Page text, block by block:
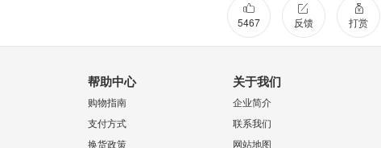
5467 反馈 打赏
帮助中心
购物指南
支付方式
换货政策
关于我们
企业简介
联系我们
网站地图